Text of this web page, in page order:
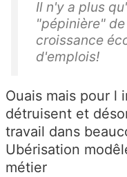
Il n'y a plus
"pépinière"
croissance
d'emplois!
Ouais mais pour
détruisent et
travail dans
Ubérisation
métier